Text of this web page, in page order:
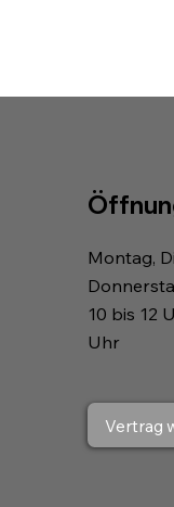
Montag,
10 bis 12
Uhr
Vertrag